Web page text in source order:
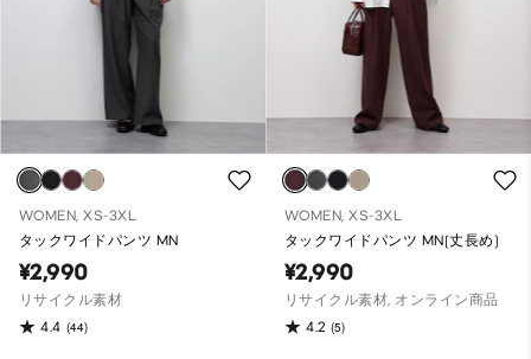
WOMEN, XS-3XL
タックワイドパンツ MN
¥2,990
リサイクル素材
4.4 (44)
WOMEN, XS-3XL
タックワイドパンツ MN(丈長め)
¥2,990
リサイクル素材, オンライン商品
4.2 (5)